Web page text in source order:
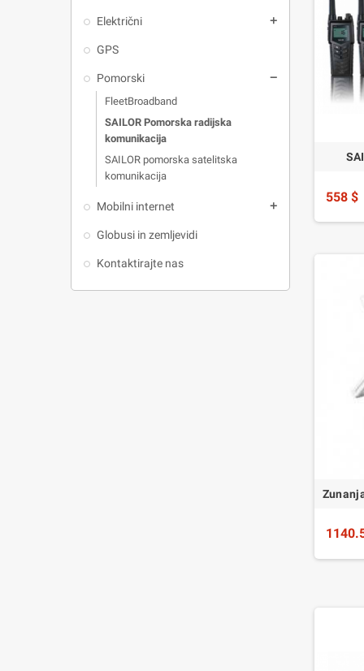
Električni add
GPS
Pomorski remove
FleetBroadband
SAILOR Pomorska radijska
komunikacija
SAILOR pomorska satelitska
komunikacija
Mobilni internet add
Globusi in zemljevidi
Kontaktirajte nas
558 $